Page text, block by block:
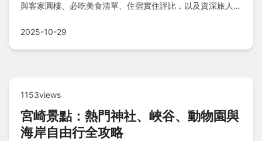
與客家圓樓、必吃美食清單、住宿實住評比，以及資深旅人提
2025-10-29
1153views
宮崎景點：熱門神社、峽谷、動物園與
海岸自由行全攻略